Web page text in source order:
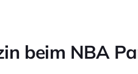
beim NBA